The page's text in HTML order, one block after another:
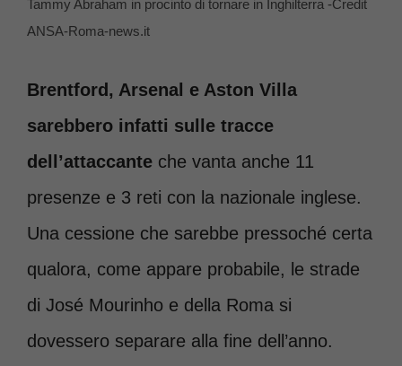
Tammy Abraham in procinto di tornare in Inghilterra -Credit
ANSA-Roma-news.it
Brentford, Arsenal e Aston Villa
sarebbero infatti sulle tracce
dell’attaccante che vanta anche 11
presenze e 3 reti con la nazionale inglese.
Una cessione che sarebbe pressoché certa
qualora, come appare probabile, le strade
di José Mourinho e della Roma si
dovessero separare alla fine dell’anno.